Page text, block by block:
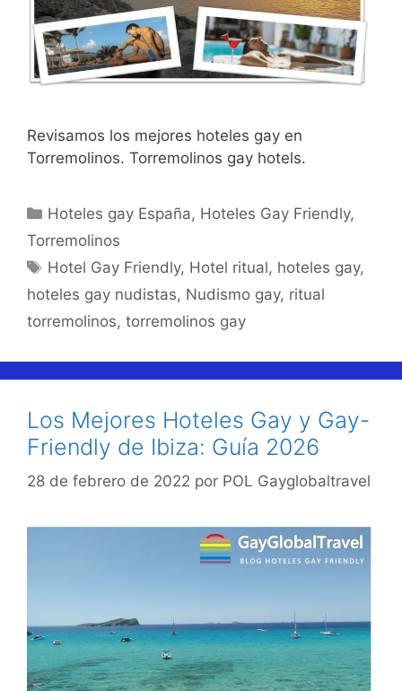
Revisamos los mejores hoteles gay en
Torremolinos. Torremolinos gay hotels.
Categorías
Hoteles gay España, Hoteles Gay Friendly,
Torremolinos
Etiquetas
Hotel Gay Friendly, Hotel ritual, hoteles gay,
hoteles gay nudistas, Nudismo gay, ritual
torremolinos, torremolinos gay
Los Mejores Hoteles Gay y Gay-
Friendly de Ibiza: Guía 2026
28 de febrero de 2022 por POL Gayglobaltravel